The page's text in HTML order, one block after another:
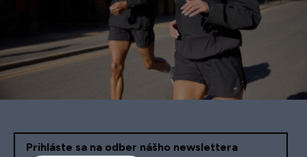
Prihláste sa na odber nášho newslettera